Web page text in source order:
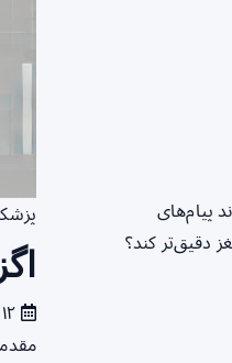
پیام‌های
دقیق‌تر کند؟